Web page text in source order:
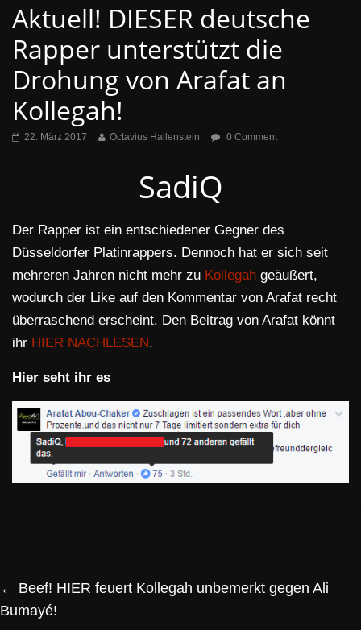
Aktuell! DIESER deutsche
Rapper unterstützt die
Drohung von Arafat an
Kollegah!
22. März 2017 Octavius Hallenstein 0 Comment
SadiQ
Der Rapper ist ein entschiedener Gegner des
Düsseldorfer Platinrappers. Dennoch hat er sich seit
mehreren Jahren nicht mehr zu Kollegah geäußert,
wodurch der Like auf den Kommentar von Arafat recht
überraschend erscheint. Den Beitrag von Arafat könnt
ihr HIER NACHLESEN.
Hier seht ihr es
← Beef! HIER feuert Kollegah unbemerkt gegen Ali
Bumayé!